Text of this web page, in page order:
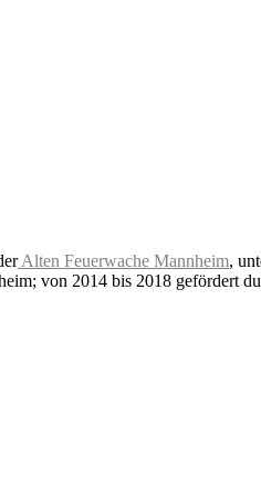
Alten Feuerwache Mannheim,
von 2014 bis 2018 gefördert